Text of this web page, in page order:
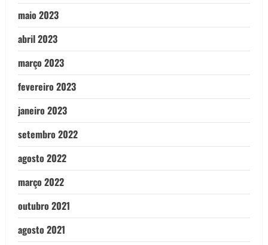
maio 2023
abril 2023
março 2023
fevereiro 2023
janeiro 2023
setembro 2022
agosto 2022
março 2022
outubro 2021
agosto 2021